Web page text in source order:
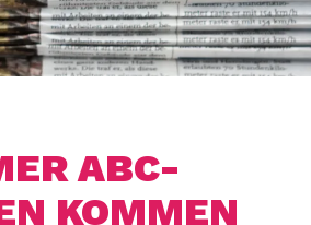
ABC-
KOMMEN